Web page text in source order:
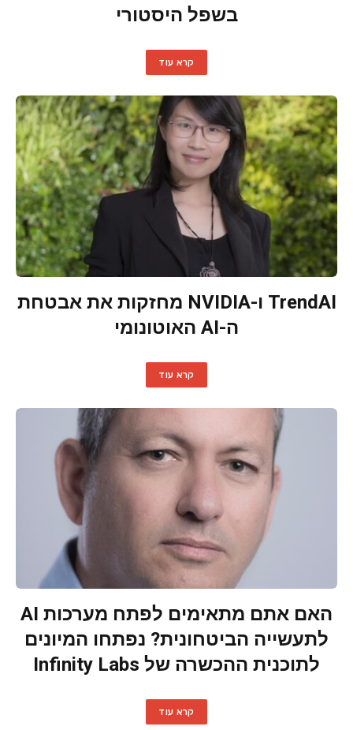
בשפל היסטורי
קרא עוד
TrendAI ו-NVIDIA מחזקות את אבטחת
ה-AI האוטונומי
קרא עוד
האם אתם מתאימים לפתח מערכות AI
לתעשייה הביטחונית? נפתחו המיונים
לתוכנית ההכשרה של Infinity Labs
קרא עוד